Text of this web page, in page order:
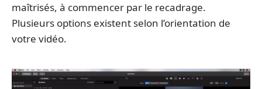
maîtrisés, à commencer par le recadrage.
Plusieurs options existent selon l’orientation de
votre vidéo.